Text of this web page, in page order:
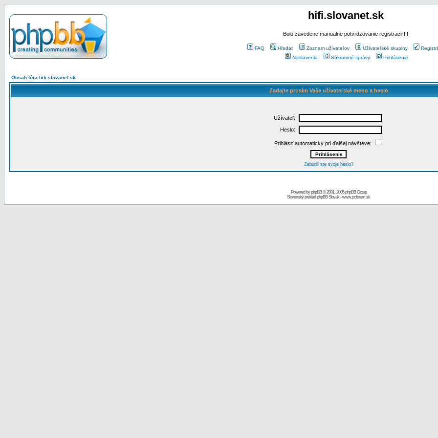
hifi.slovanet.sk
Bolo zavedene manualne potvrdzovanie registracii !!!
FAQ Hľadať Zoznam užívateľov Užívateľské skupiny
Nastavenia
Súkromné správy Prihlásenie
Obsah fóra hifi.slovanet.sk
Zadajte prosím Vaše užívateľské meno a heslo
Užívateľ:
Heslo:
Prihlásiť automaticky pri ďalšej návšteve:
Zabudli ste svoje heslo?
Powered byphpBB© 2001, 2005 phpBB Group
Slovenský preklad phpBB Slovak-www.pcforum.sk